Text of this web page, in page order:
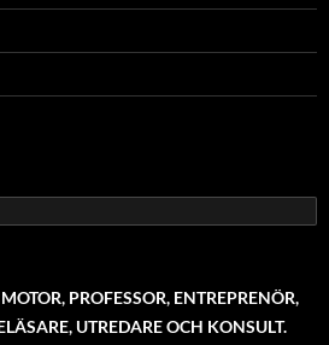
PROFESSOR, ENTREPRENÖR,
UTREDARE OCH KONSULT.